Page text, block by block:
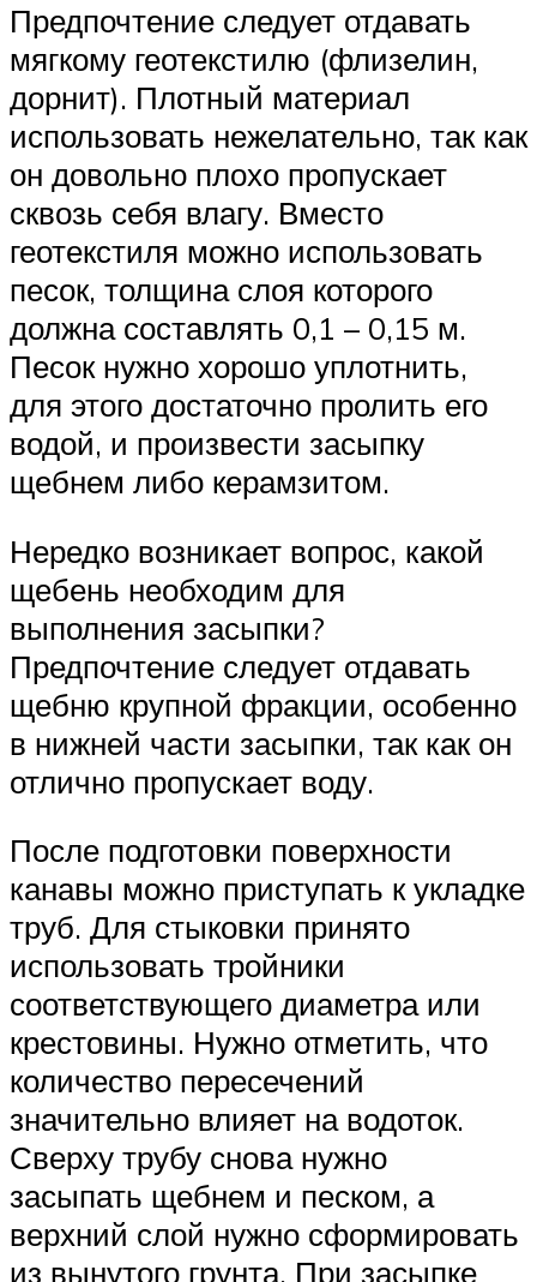
Предпочтение следует отдавать
мягкому геотекстилю (флизелин,
дорнит). Плотный материал
использовать нежелательно, так как
он довольно плохо пропускает
сквозь себя влагу. Вместо
геотекстиля можно использовать
песок, толщина слоя которого
должна составлять 0,1 – 0,15 м.
Песок нужно хорошо уплотнить,
для этого достаточно пролить его
водой, и произвести засыпку
щебнем либо керамзитом.
Нередко возникает вопрос, какой
щебень необходим для
выполнения засыпки?
Предпочтение следует отдавать
щебню крупной фракции, особенно
в нижней части засыпки, так как он
отлично пропускает воду.
После подготовки поверхности
канавы можно приступать к укладке
труб. Для стыковки принято
использовать тройники
соответствующего диаметра или
крестовины. Нужно отметить, что
количество пересечений
значительно влияет на водоток.
Сверху трубу снова нужно
засыпать щебнем и песком, а
верхний слой нужно сформировать
из вынутого грунта. При засыпке